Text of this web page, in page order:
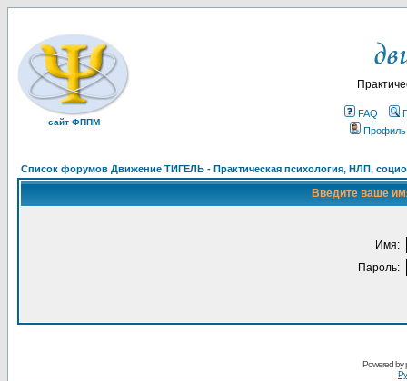
сайт ФППМ
FAQ
Профиль
Список форумов Движение ТИГЕЛЬ - Практическая психология, НЛП,
Введите ваше
Имя:
Пароль:
Powered by